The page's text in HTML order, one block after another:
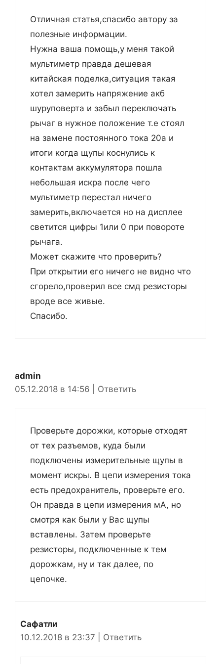
Отличная статья,спасибо автору за
полезные информации.
Нужна ваша помощь,у меня такой
мультиметр правда дешевая
китайская поделка,ситуация такая
хотел замерить напряжение акб
шуруповерта и забыл переключать
рычаг в нужное положение т.е стоял
на замене постоянного тока 20а и
итоги когда щупы коснулись к
контактам аккумулятора пошла
небольшая искра после чего
мультиметр перестал ничего
замерить,включается но на дисплее
светится цифры 1или 0 при повороте
рычага.
Может скажите что проверить?
При открытии его ничего не видно что
сгорело,проверил все смд резисторы
вроде все живые.
Спасибо.
admin
05.12.2018 в 14:56
Ответить
Проверьте дорожки, которые отходят
от тех разъемов, куда были
подключены измерительные щупы в
момент искры. В цепи измерения тока
есть предохранитель, проверьте его.
Он правда в цепи измерения мА, но
смотря как были у Вас щупы
вставлены. Затем проверьте
резисторы, подключенные к тем
дорожкам, ну и так далее, по
цепочке.
Сафатли
10.12.2018 в 23:37
Ответить